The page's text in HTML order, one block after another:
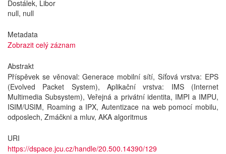
Dostálek, Libor
null, null
Metadata
Zobrazit celý záznam
Abstrakt
Příspěvek se věnoval: Generace mobilní sítí, Síťová vrstva: EPS
(Evolved Packet System), Aplikační vrstva: IMS (Internet
Multimedia Subsystem), Veřejná a privátní identita, IMPI a IMPU,
ISIM/USIM, Roaming a IPX, Autentizace na web pomocí mobilu,
odposlech, Zmáčkni a mluv, AKA algoritmus
URI
https://dspace.jcu.cz/handle/20.500.14390/129